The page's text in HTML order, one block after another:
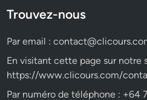
Trouvez-nous
Par email :
En visitant cette page sur notre
https://www.clicours.com/
Par numéro de téléphone : +64